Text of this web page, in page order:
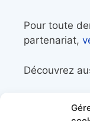
Pour toute
partenariat,
Découvrez
librairie